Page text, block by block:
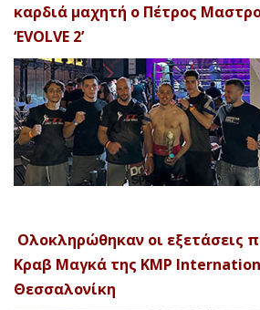
καρδιά μαχητή ο Πέτρος
‘EVOLVE 2’
Ολοκληρώθηκαν οι εξετάσεις
Κραβ Μαγκά της KMP
Θεσσαλονίκη